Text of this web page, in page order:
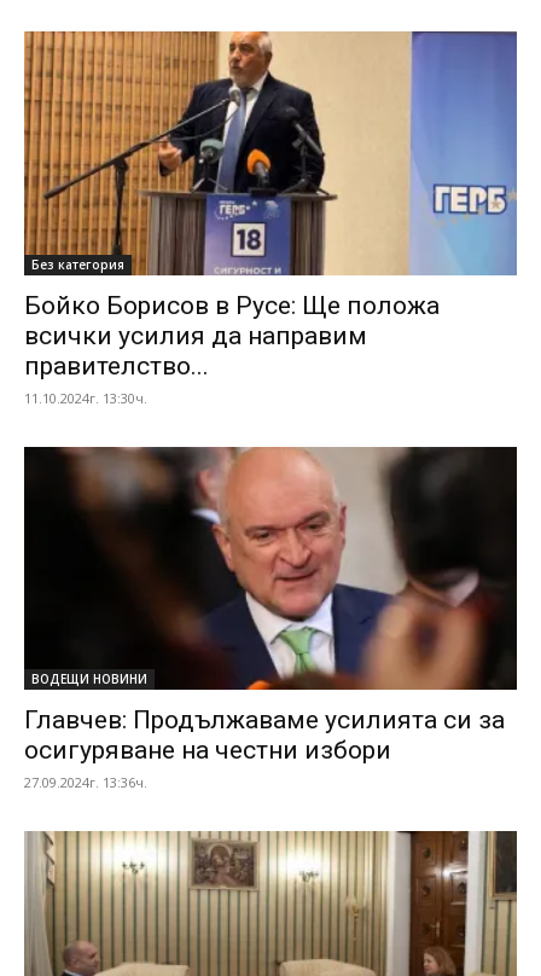
Без категория
Бойко Борисов в Русе: Ще положа
всички усилия да направим
правителство...
11.10.2024г. 13:30ч.
ВОДЕЩИ НОВИНИ
Главчев: Продължаваме усилията си за
осигуряване на честни избори
27.09.2024г. 13:36ч.